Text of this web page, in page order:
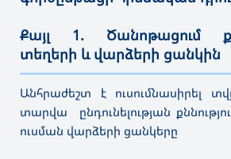
Քայլ 1. Ծանոթացում
տեղերի և վարձերի ցանկին
Անհրաժեշտ է ուսումնասիրել
տարվա ընդունելության
ուսման վարձերի ցանկերը